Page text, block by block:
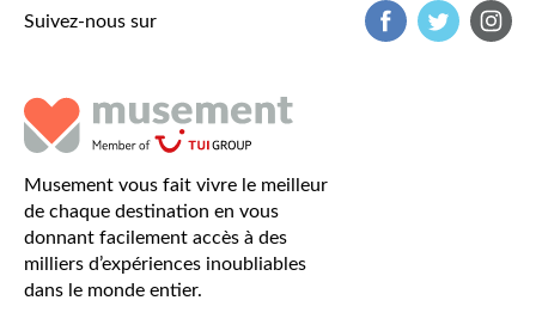
Suivez-nous sur
Musement vous fait vivre le meilleur
de chaque destination en vous
donnant facilement accès à des
milliers d’expériences inoubliables
dans le monde entier.